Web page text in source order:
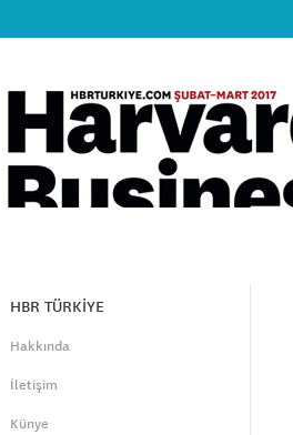
HBR TÜRKİYE
Hakkında
İletişim
Künye